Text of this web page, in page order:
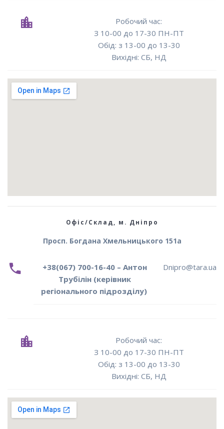
Робочий час:
З 10-00 до 17-30 ПН-ПТ
Oбід: з 13-00 до 13-30
Вихідні: СБ, НД
Офіс/Склад, м. Дніпро
Просп. Богдана Хмельницького 151а
+38(067) 700-16-40 – Антон
Трубілін (керівник
регіонального підрозділу)
Dnipro@tara.ua
Робочий час:
З 10-00 до 17-30 ПН-ПТ
Oбід: з 13-00 до 13-30
Вихідні: СБ, НД